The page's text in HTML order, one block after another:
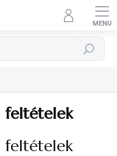
Keresés
feltételek
feltételek